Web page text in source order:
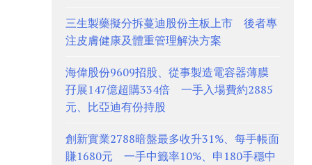
三生製藥擬分拆蔓迪股份主板上市 後者專
注皮膚健康及體重管理解決方案
海偉股份9609招股、從事製造電容器薄膜
孖展147億超購334倍 一手入場費約2885
元、比亞迪有份持股
創新實業2788暗盤最多收升31%、每手帳面
賺1680元 一手中籤率10%、申180手穩中